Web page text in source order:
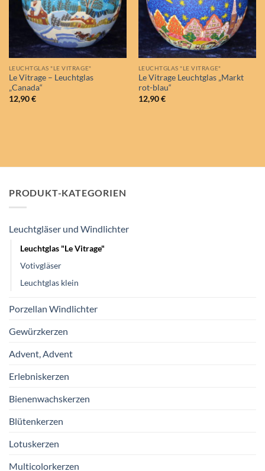
LEUCHTGLAS "LE VITRAGE"
Le Vitrage – Leuchtglas
„Canada“
12,90€
LEUCHTGLAS "LE VITRAGE"
Le Vitrage Leuchtglas „Markt
rot-blau“
12,90€
PRODUKT-KATEGORIEN
Leuchtgläser und Windlichter
Leuchtglas "Le Vitrage"
Votivgläser
Leuchtglas klein
Porzellan Windlichter
Gewürzkerzen
Advent, Advent
Erlebniskerzen
Bienenwachskerzen
Blütenkerzen
Lotuskerzen
Multicolorkerzen